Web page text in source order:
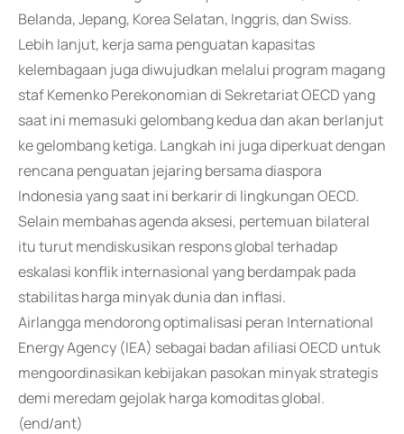
Belanda, Jepang, Korea Selatan, Inggris, dan Swiss.
Lebih lanjut, kerja sama penguatan kapasitas
kelembagaan juga diwujudkan melalui program magang
staf Kemenko Perekonomian di Sekretariat OECD yang
saat ini memasuki gelombang kedua dan akan berlanjut
ke gelombang ketiga. Langkah ini juga diperkuat dengan
rencana penguatan jejaring bersama diaspora
Indonesia yang saat ini berkarir di lingkungan OECD.
Selain membahas agenda aksesi, pertemuan bilateral
itu turut mendiskusikan respons global terhadap
eskalasi konflik internasional yang berdampak pada
stabilitas harga minyak dunia dan inflasi.
Airlangga mendorong optimalisasi peran International
Energy Agency (IEA) sebagai badan afiliasi OECD untuk
mengoordinasikan kebijakan pasokan minyak strategis
demi meredam gejolak harga komoditas global.
(end/ant)